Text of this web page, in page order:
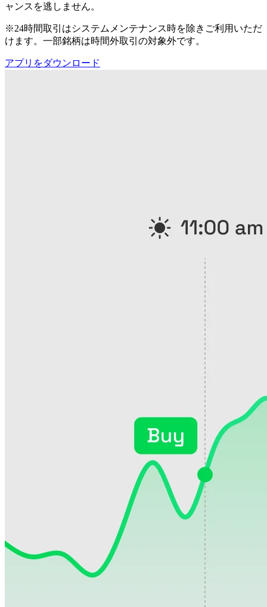
ャンスを逃しません。
※24時間取引はシステムメンテナンス時を除きご利用いただ
けます。一部銘柄は時間外取引の対象外です。
アプリをダウンロード